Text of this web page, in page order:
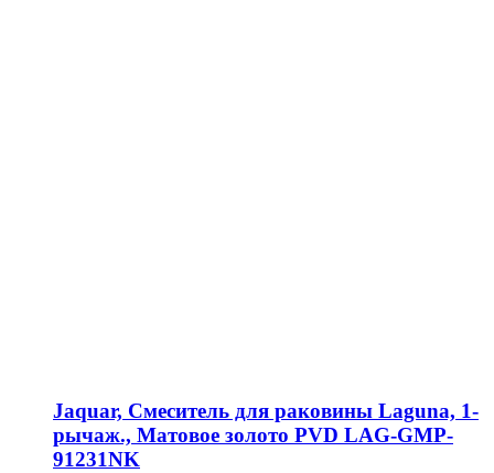
Jaquar, Смеситель для раковины Laguna, 1-
рычаж., Матовое золото PVD LAG-GMP-
91231NK